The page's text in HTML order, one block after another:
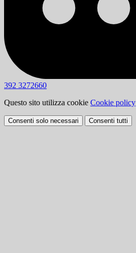
392 3272660
Questo sito utilizza cookie Cookie policy
Consenti solo necessari Consenti tutti